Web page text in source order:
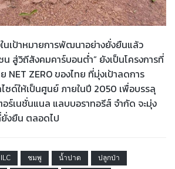
นเป้าหมายการพัฒนาอย่างยั่งยืนแล้ว
น สู่วิถีสังคมคาร์บอนต่ำ” ยังเป็นโครงการที่
NET ZERO ของไทย ที่มุ่งเป้าลดการ
ซด์ให้เป็นศูนย์ ภายในปี 2050 เพื่อบรรลุ
ร์เนชั่นแนล แลบบอราทอรีส์ จำกัด จะมุ่ง
งยืน ตลอดไป
ILC ชมพู น้ำปาด
ปลูกป่า